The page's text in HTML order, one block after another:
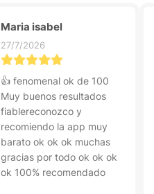
Maria isabel
27/7/2026
👍 fenomenal ok de 100
Muy buenos resultados
fiablereconozco y
recomiendo la app muy
barato ok ok ok muchas
gracias por todo ok ok ok
ok 100% recomendado